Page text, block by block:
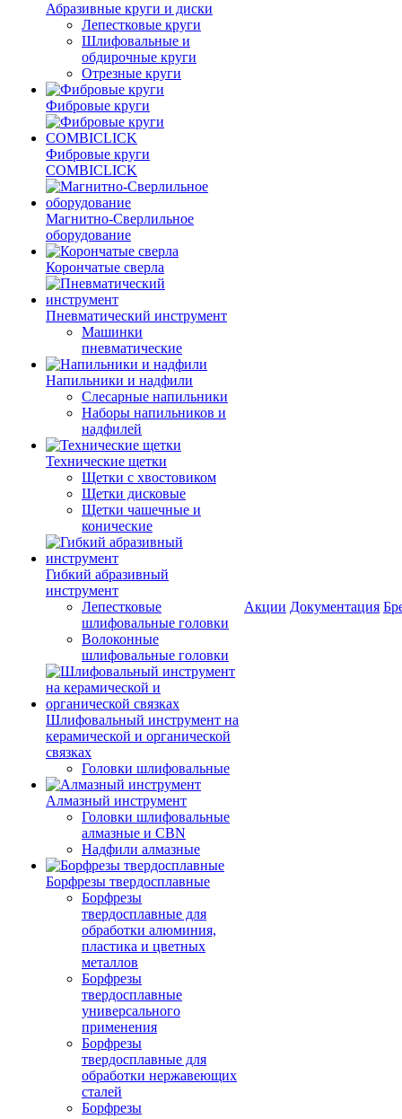
Абразивные круги и диски
Лепестковые круги
Шлифовальные и
обдирочные круги
Отрезные круги
Фибровые круги
Фибровые круги
COMBICLICK
Магнитно-Сверлильное
оборудование
Корончатые сверла
Пневматический инструмент
Машинки
пневматические
Напильники и надфили
Слесарные напильники
Наборы напильников и
надфилей
Технические щетки
Щетки с хвостовиком
Щетки дисковые
Щетки чашечные и
конические
Гибкий абразивный
инструмент
Лепестковые
шлифовальные головки
Волоконные
шлифовальные головки
Шлифовальный инструмент на
керамической и органической
связках
Головки шлифовальные
Алмазный инструмент
Головки шлифовальные
алмазные и CBN
Надфили алмазные
Борфрезы твердосплавные
Борфрезы
твердосплавные для
обработки алюминия,
пластика и цветных
металлов
Борфрезы
твердосплавные
универсального
применения
Борфрезы
твердосплавные для
обработки нержавеющих
сталей
Борфрезы
Акции Документация